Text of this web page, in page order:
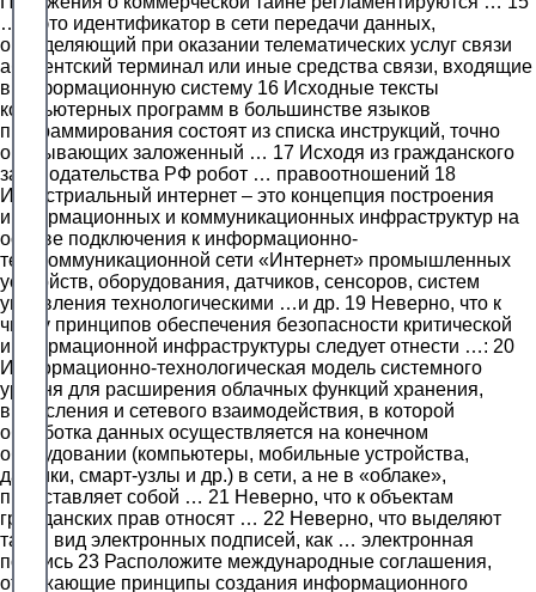
… – это идентификатор в сети передачи данных,
определяющий при оказании телематических услуг связи
абонентский терминал или иные средства связи, входящие
в информационную систему 16 Исходные тексты
компьютерных программ в большинстве языков
программирования состоят из списка инструкций, точно
описывающих заложенный … 17 Исходя из гражданского
законодательства РФ робот … правоотношений 18
Индустриальный интернет – это концепция построения
информационных и коммуникационных инфраструктур на
основе подключения к информационно-
телекоммуникационной сети «Интернет» промышленных
устройств, оборудования, датчиков, сенсоров, систем
управления технологическими …и др. 19 Неверно, что к
числу принципов обеспечения безопасности критической
информационной инфраструктуры следует отнести …: 20
Информационно-технологическая модель системного
уровня для расширения облачных функций хранения,
вычисления и сетевого взаимодействия, в которой
обработка данных осуществляется на конечном
оборудовании (компьютеры, мобильные устройства,
датчики, смарт-узлы и др.) в сети, а не в «облаке»,
представляет собой … 21 Неверно, что к объектам
гражданских прав относят … 22 Неверно, что выделяют
такой вид электронных подписей, как … электронная
подпись 23 Расположите международные соглашения,
отражающие принципы создания информационного